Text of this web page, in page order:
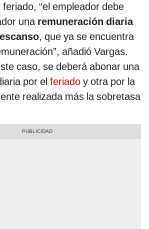
“el empleador debe
una remuneración diaria
, que ya se encuentra
añadió Vargas.
caso, se deberá abonar una
por el feriado y otra por la
realizada más la sobretasa